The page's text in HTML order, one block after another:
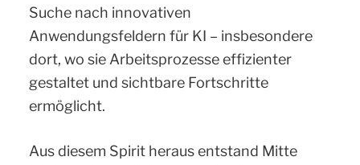
Suche nach innovativen
Anwendungsfeldern für KI – insbesondere
dort, wo sie Arbeitsprozesse effizienter
gestaltet und sichtbare Fortschritte
ermöglicht.
Aus diesem Spirit heraus entstand Mitte